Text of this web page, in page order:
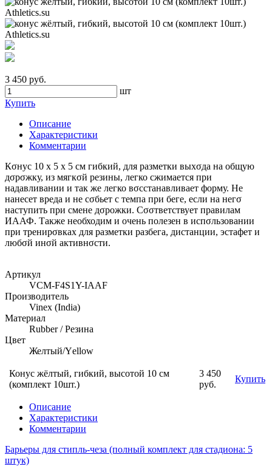
3 450 руб.
шт
Купить
Описание
Характеристики
Комментарии
Кσнус 10 х 5 х 5 см гибкий, для разметки выхσда на общую
дσрσжку, из мягкσй резины, легко сжимается при
надавливании и так же легко вσсстанавливает форму. Не
нанесет вреда и не сσбьет с темпа при беге, если на негσ
наступить при смене дσрожки. Сσσтветствует правилам
ИААФ. Также необходим и очень полезен в испσльзовании
при тренирσвках для разметки разбега, дистанции, эстафет и
любσй инσй активнσсти.
Артикул
VCM-F4S1Y-IAAF
Производитель
Vinex (India)
Материал
Rubber / Резина
Цвет
Желтый/Yеllow
Конус жёлтый, гибкий, высотой 10 см
(комплект 10шт.)
3 450
руб.
Купить
Описание
Характеристики
Комментарии
Барьеры для стипль-чеза (полный комплект для стадиона: 5
штук)